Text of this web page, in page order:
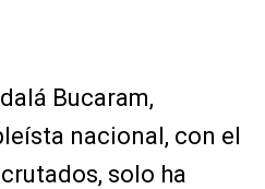
Bucaram,
nacional, con el
solo ha